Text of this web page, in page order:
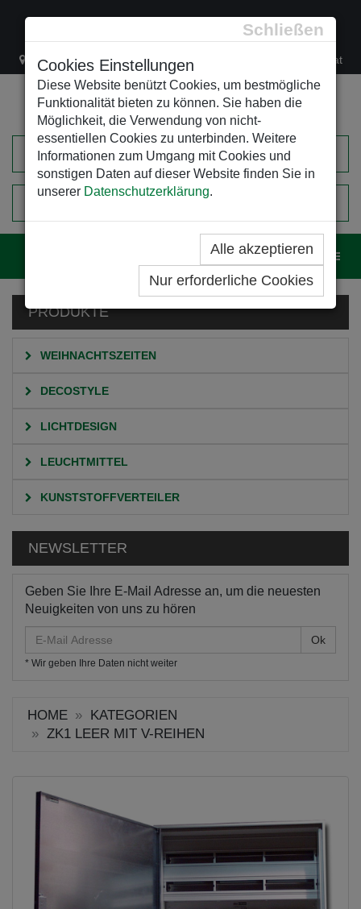
Schließen
Cookies Einstellungen
Diese Website benützt Cookies, um bestmögliche
Funktionalität bieten zu können. Sie haben die
Möglichkeit, die Verwendung von nicht-
essentiellen Cookies zu unterbinden. Weitere
Informationen zum Umgang mit Cookies und
sonstigen Daten auf dieser Website finden Sie in
unserer Datenschutzerklärung.
Alle akzeptieren
Nur erforderliche Cookies
Lacknergasse 78 +43/1/470 37 00 office@leso.at
EINKAUFSWAGEN
PRODUKTE
WEIHNACHTSZEITEN
DECOSTYLE
LICHTDESIGN
LEUCHTMITTEL
KUNSTSTOFFVERTEILER
NEWSLETTER
Geben Sie Ihre E-Mail Adresse an, um die neuesten
Neuigkeiten von uns zu hören
Mail
Adresse
* Wir geben Ihre Daten nicht weiter
HOME
KATEGORIEN
ZK1 LEER MIT V-REIHEN